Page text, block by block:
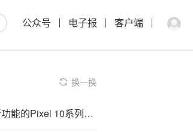
公众号 电子报 客户端
换一换
谷:歌!推出AI新功能的Pixel 10系列手机